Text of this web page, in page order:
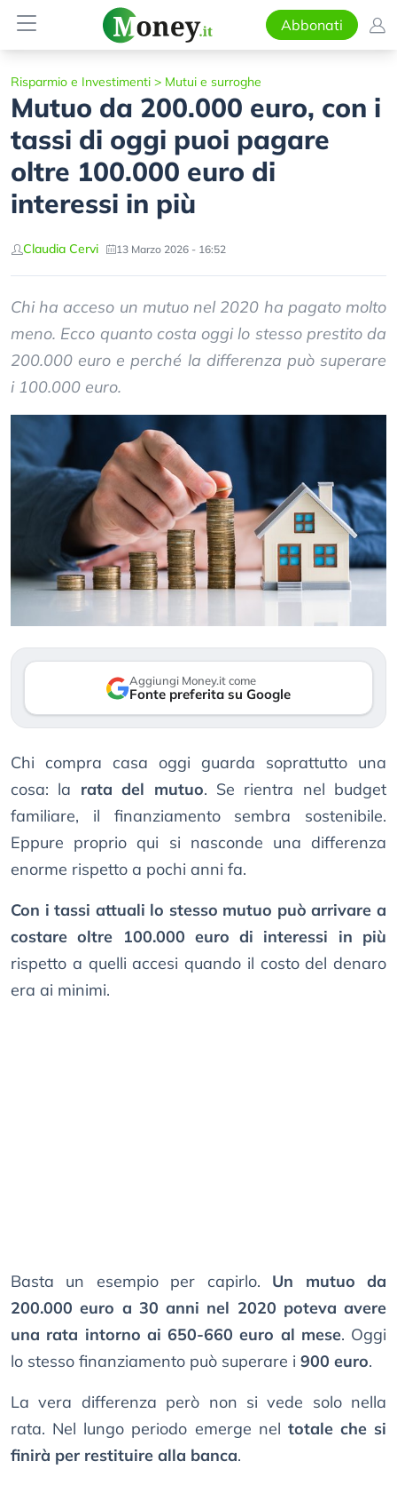
Abbonati
Risparmio e Investimenti > Mutui e surroghe
Mutuo da 200.000 euro, con i
tassi di oggi puoi pagare
oltre 100.000 euro di
interessi in più
Claudia Cervi 13 Marzo 2026 - 16:52
Chi ha acceso un mutuo nel 2020 ha pagato molto
meno. Ecco quanto costa oggi lo stesso prestito da
200.000 euro e perché la differenza può superare
i 100.000 euro.
Aggiungi Money.it come
Fonte preferita su Google
Chi compra casa oggi guarda soprattutto una
cosa: la rata del mutuo. Se rientra nel budget
familiare, il finanziamento sembra sostenibile.
Eppure proprio qui si nasconde una differenza
enorme rispetto a pochi anni fa.
Con i tassi attuali lo stesso mutuo può arrivare a
costare oltre 100.000 euro di interessi in più
rispetto a quelli accesi quando il costo del denaro
era ai minimi.
Basta un esempio per capirlo. Un mutuo da
200.000 euro a 30 anni nel 2020 poteva avere
una rata intorno ai 650-660 euro al mese. Oggi
lo stesso finanziamento può superare i 900 euro.
La vera differenza però non si vede solo nella
rata. Nel lungo periodo emerge nel totale che si
finirà per restituire alla banca.